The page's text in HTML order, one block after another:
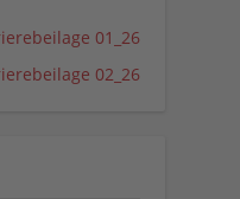
01_26
02_26